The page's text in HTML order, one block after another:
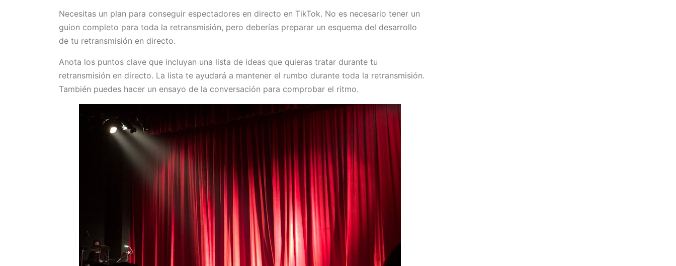
Necesitas un plan para conseguir espectadores en directo en TikTok. No es necesario tener un
guion completo para toda la retransmisión, pero deberías preparar un esquema del desarrollo
de tu retransmisión en directo.
Anota los puntos clave que incluyan una lista de ideas que quieras tratar durante tu
retransmisión en directo. La lista te ayudará a mantener el rumbo durante toda la retransmisión.
También puedes hacer un ensayo de la conversación para comprobar el ritmo.